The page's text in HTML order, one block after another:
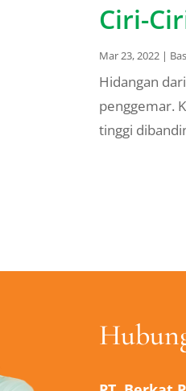
Ciri-
Mar 23, 2022|
Hidangan
penggemar.
tinggi